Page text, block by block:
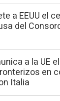
a EEUU el
del
a la UE
en
Italia